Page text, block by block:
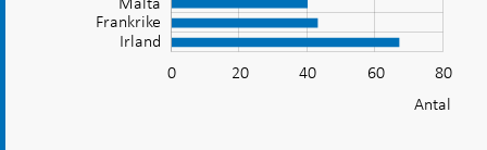
Frankrike
Irland
L
-20
-10
0
10 20
30 40
100 60 80
-40
Antal